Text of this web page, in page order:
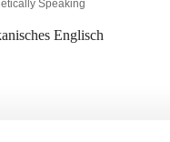
Speaking
Englisch